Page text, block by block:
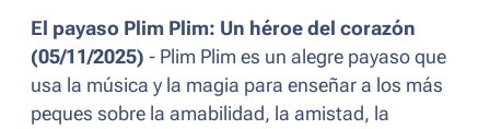
El payaso Plim Plim: Un héroe del corazón
(05/11/2025) - Plim Plim es un alegre payaso que
usa la música y la magia para enseñar a los más
peques sobre la amabilidad, la amistad, la